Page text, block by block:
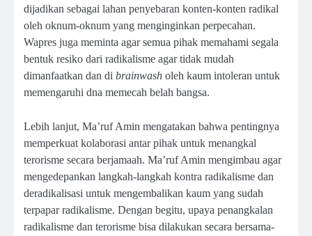
dijadikan sebagai lahan penyebaran konten-konten radikal
oleh oknum-oknum yang menginginkan perpecahan.
Wapres juga meminta agar semua pihak memahami segala
bentuk resiko dari radikalisme agar tidak mudah
dimanfaatkan dan di brainwash oleh kaum intoleran untuk
memengaruhi dna memecah belah bangsa.
Lebih lanjut, Ma’ruf Amin mengatakan bahwa pentingnya
memperkuat kolaborasi antar pihak untuk menangkal
terorisme secara berjamaah. Ma’ruf Amin mengimbau agar
mengedepankan langkah-langkah kontra radikalisme dan
deradikalisasi untuk mengembalikan kaum yang sudah
terpapar radikalisme. Dengan begitu, upaya penangkalan
radikalisme dan terorisme bisa dilakukan secara bersama-